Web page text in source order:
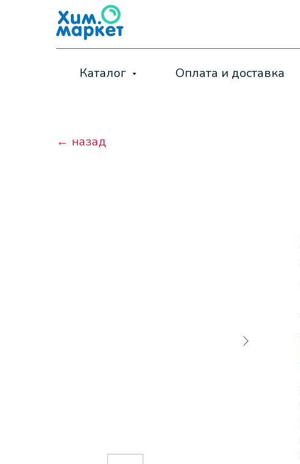
Каталог Оплата и доставка
← назад